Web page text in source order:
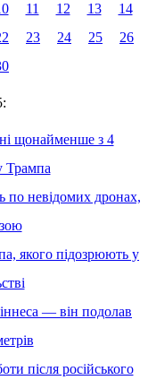
11 12 13
14
23 24 25
26
щонайменше з 4
Трампа
по невідомих дронах,
якого підозрюють у
— він подолав
після російського